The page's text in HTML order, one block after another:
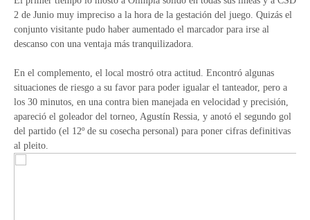
2 de Junio muy impreciso a la hora de la gestación del juego. Quizás el
conjunto visitante pudo haber aumentado el marcador para irse al
descanso con una ventaja más tranquilizadora.
En el complemento, el local mostró otra actitud. Encontró algunas
situaciones de riesgo a su favor para poder igualar el tanteador, pero a
los 30 minutos, en una contra bien manejada en velocidad y precisión,
apareció el goleador del torneo, Agustín Ressia, y anotó el segundo gol
del partido (el 12º de su cosecha personal) para poner cifras definitivas
al pleito.